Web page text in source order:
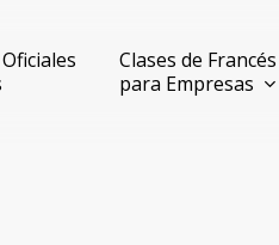
Clases de Francés
para Empresas